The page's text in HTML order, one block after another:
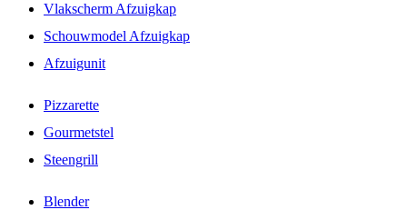
Vlakscherm Afzuigkap
Schouwmodel Afzuigkap
Afzuigunit
Pizzarette
Gourmetstel
Steengrill
Blender